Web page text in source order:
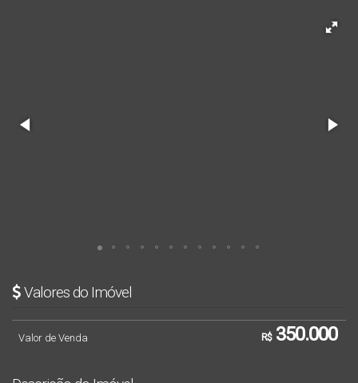
Valores do Imóvel
R$350.000
Valor de Venda